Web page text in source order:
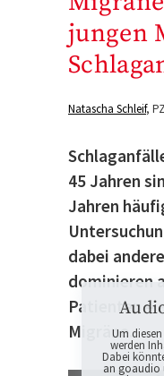
jungen
Natascha Schleif
45 Jahren
Jahren
dabei
dominieren
Patienten –
Migräne.
Um
werden
Dabei
an goaudio